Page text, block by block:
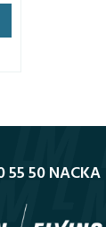
55 50 NACKA